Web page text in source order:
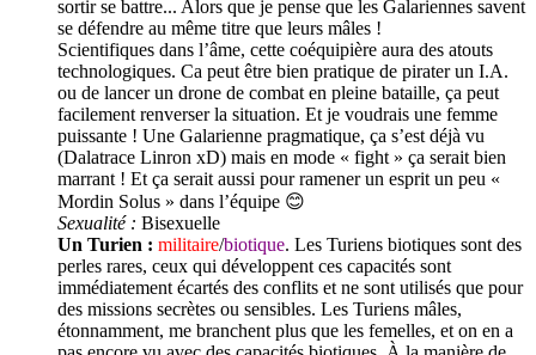
sortir se battre... Alors que je pense que les Galariennes savent
se défendre au même titre que leurs mâles !
Scientifiques dans l’âme, cette coéquipière aura des atouts
technologiques. Ca peut être bien pratique de pirater un I.A.
ou de lancer un drone de combat en pleine bataille, ça peut
facilement renverser la situation. Et je voudrais une femme
puissante ! Une Galarienne pragmatique, ça s’est déjà vu
(Dalatrace Linron xD) mais en mode « fight » ça serait bien
marrant ! Et ça serait aussi pour ramener un esprit un peu «
Mordin Solus » dans l’équipe 😊
Sexualité : Bisexuelle
Un Turien : militaire/biotique. Les Turiens biotiques sont des
perles rares, ceux qui développent ces capacités sont
immédiatement écartés des conflits et ne sont utilisés que pour
des missions secrètes ou sensibles. Les Turiens mâles,
étonnamment, me branchent plus que les femelles, et on en a